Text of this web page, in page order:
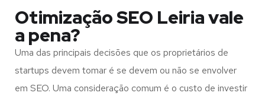
Otimização SEO Leiria vale
a pena?
Uma das principais decisões que os proprietários de
startups devem tomar é se devem ou não se envolver
em SEO. Uma consideração comum é o custo de investir